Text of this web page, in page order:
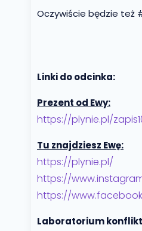
Oczywiście będzie też
Linki do odcinka:
Prezent od Ewy:
https://plynie.pl/
Tu znajdziesz Ewę:
https://plynie.pl/
https://
https://
Laboratorium